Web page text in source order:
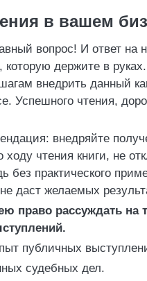
в вашем
вопрос! И ответ на
которую держите в
внедрить данный
Успешного чтения,
внедряйте
ходу чтения книги, не
без практического
даст желаемых
право рассуждать на
публичных
судебных дел.